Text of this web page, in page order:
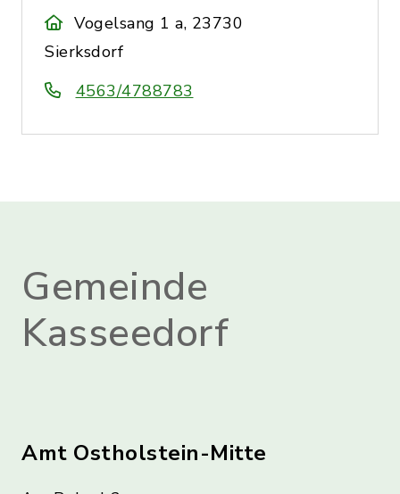
Vogelsang 1 a, 23730
Sierksdorf
4563/4788783
Gemeinde
Kasseedorf
Amt Ostholstein-Mitte